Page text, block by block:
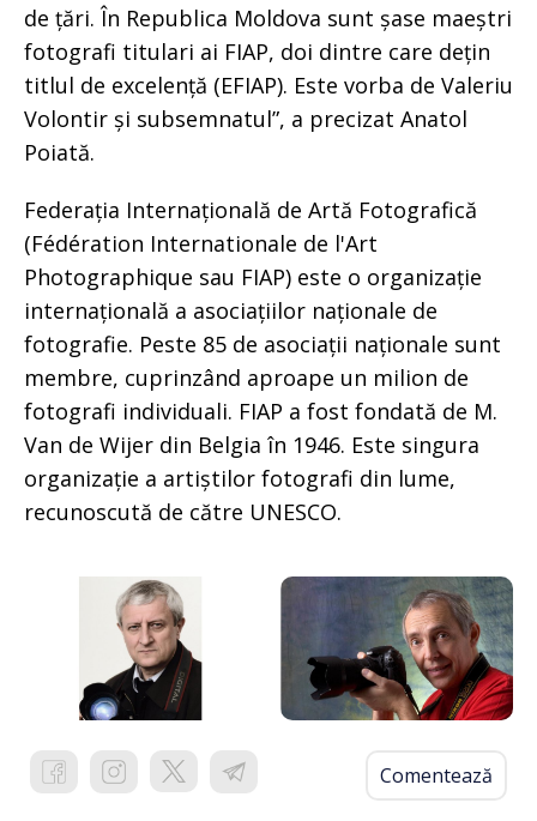
de țări. În Republica Moldova sunt șase maeștri
fotografi titulari ai FIAP, doi dintre care dețin
titlul de excelență (EFIAP). Este vorba de Valeriu
Volontir și subsemnatul”, a precizat Anatol
Poiată.
Federația Internațională de Artă Fotografică
(Fédération Internationale de l'Art
Photographique sau FIAP) este o organizație
internațională a asociațiilor naționale de
fotografie. Peste 85 de asociații naționale sunt
membre, cuprinzând aproape un milion de
fotografi individuali. FIAP a fost fondată de M.
Van de Wijer din Belgia în 1946. Este singura
organizație a artiștilor fotografi din lume,
recunoscută de către UNESCO.
Comentează